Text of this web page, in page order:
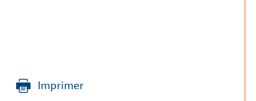
Imprimer